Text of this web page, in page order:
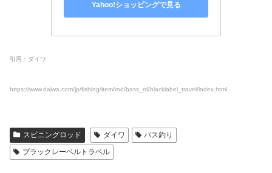
Yahoo!ショッピングで見る
引用：ダイワ
https://www.daiwa.com/jp/fishing/item/rod/bass_rd/blacklabel_travel/index.html
スピニングロッド ダイワ
バス釣り
ブラックレーベルトラベル